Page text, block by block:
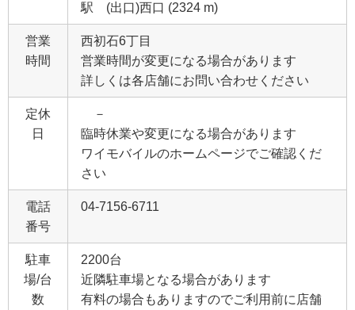
駅 (出口)西口 (2324 m)
営業
時間
西初石6丁目
営業時間が変更になる場合があります
詳しくは各店舗にお問い合わせください
定休
日
－
臨時休業や変更になる場合があります
ワイモバイルのホームページでご確認くだ
さい
電話
番号
04-7156-6711
駐車
場/台
数
2200台
近隣駐車場となる場合があります
有料の場合もありますのでご利用前に店舗